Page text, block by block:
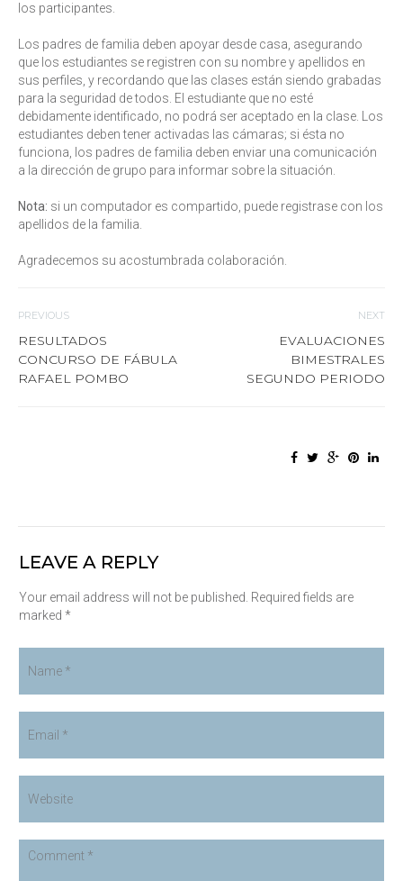
los participantes.
Los padres de familia deben apoyar desde casa, asegurando
que los estudiantes se registren con su nombre y apellidos en
sus perfiles, y recordando que las clases están siendo grabadas
para la seguridad de todos. El estudiante que no esté
debidamente identificado, no podrá ser aceptado en la clase. Los
estudiantes deben tener activadas las cámaras; si ésta no
funciona, los padres de familia deben enviar una comunicación
a la dirección de grupo para informar sobre la situación.
Nota: si un computador es compartido, puede registrase con los
apellidos de la familia.
Agradecemos su acostumbrada colaboración.
PREVIOUS
RESULTADOS
CONCURSO DE FÁBULA
RAFAEL POMBO
NEXT
EVALUACIONES
BIMESTRALES
SEGUNDO PERIODO
LEAVE A REPLY
Your email address will not be published. Required fields are
marked *